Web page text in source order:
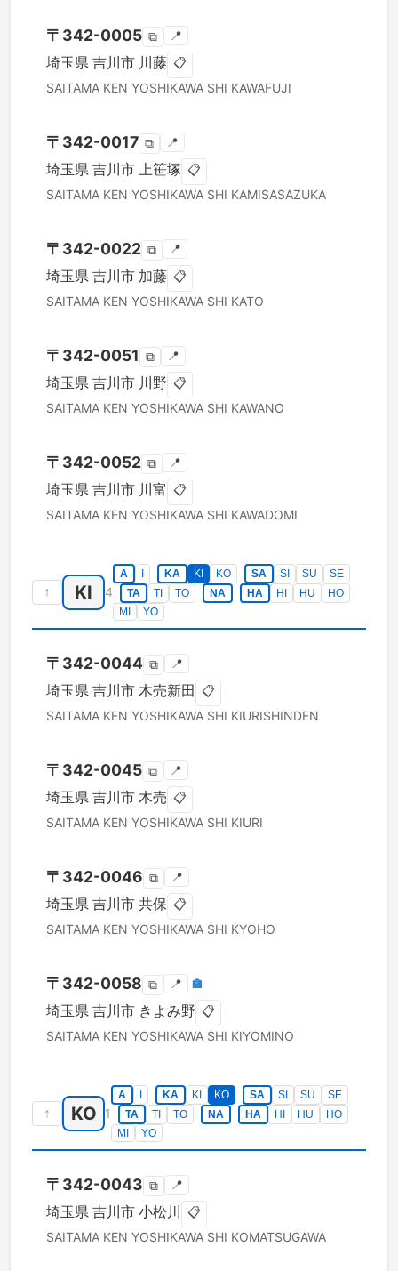
〒 342-0005 ⧉ 📍
埼玉県 吉川市 川藤 📋
SAITAMA KEN YOSHIKAWA SHI KAWAFUJI
〒 342-0017 ⧉ 📍
埼玉県 吉川市 上笹塚 📋
SAITAMA KEN YOSHIKAWA SHI KAMISASAZUKA
〒 342-0022 ⧉ 📍
埼玉県 吉川市 加藤 📋
SAITAMA KEN YOSHIKAWA SHI KATO
〒 342-0051 ⧉ 📍
埼玉県 吉川市 川野 📋
SAITAMA KEN YOSHIKAWA SHI KAWANO
〒 342-0052 ⧉ 📍
埼玉県 吉川市 川富 📋
SAITAMA KEN YOSHIKAWA SHI KAWADOMI
↑ KI 4
A KA KI KO SA SI SU
SE
TA
TI TO NA HA HI HU
HO
MI
YO
〒 342-0044 ⧉ 📍
埼玉県 吉川市 木売新田 📋
SAITAMA KEN YOSHIKAWA SHI KIURISHINDEN
〒 342-0045 ⧉ 📍
埼玉県 吉川市 木売 📋
SAITAMA KEN YOSHIKAWA SHI KIURI
〒 342-0046 ⧉ 📍
埼玉県 吉川市 共保 📋
SAITAMA KEN YOSHIKAWA SHI KYOHO
〒 342-0058 ⧉ 📍 🏣
埼玉県 吉川市 きよみ野 📋
SAITAMA KEN YOSHIKAWA SHI KIYOMINO
↑ KO 1
A KA KI KO SA SI SU
SE
TA
TI TO NA HA HI HU
HO
MI
YO
〒 342-0043 ⧉ 📍
埼玉県 吉川市 小松川 📋
SAITAMA KEN YOSHIKAWA SHI KOMATSUGAWA